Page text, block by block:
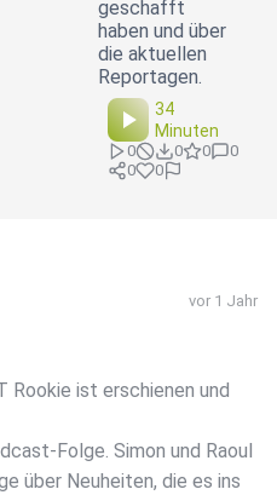
geschafft
haben und über
die aktuellen
Reportagen.
34
Minuten
0 0 0
0
0
0
vor 1 Jahr
Rookie ist erschienen und
Folge. Simon und Raoul
über Neuheiten, die es ins